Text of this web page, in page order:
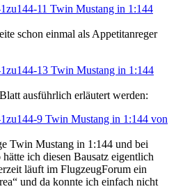
schon einmal als Appetitanreger
ausführlich erläutert werden:
Twin Mustang in 1:144 und bei
ich diesen Bausatz eigentlich
läuft im FlugzeugForum ein
und da konnte ich einfach nicht